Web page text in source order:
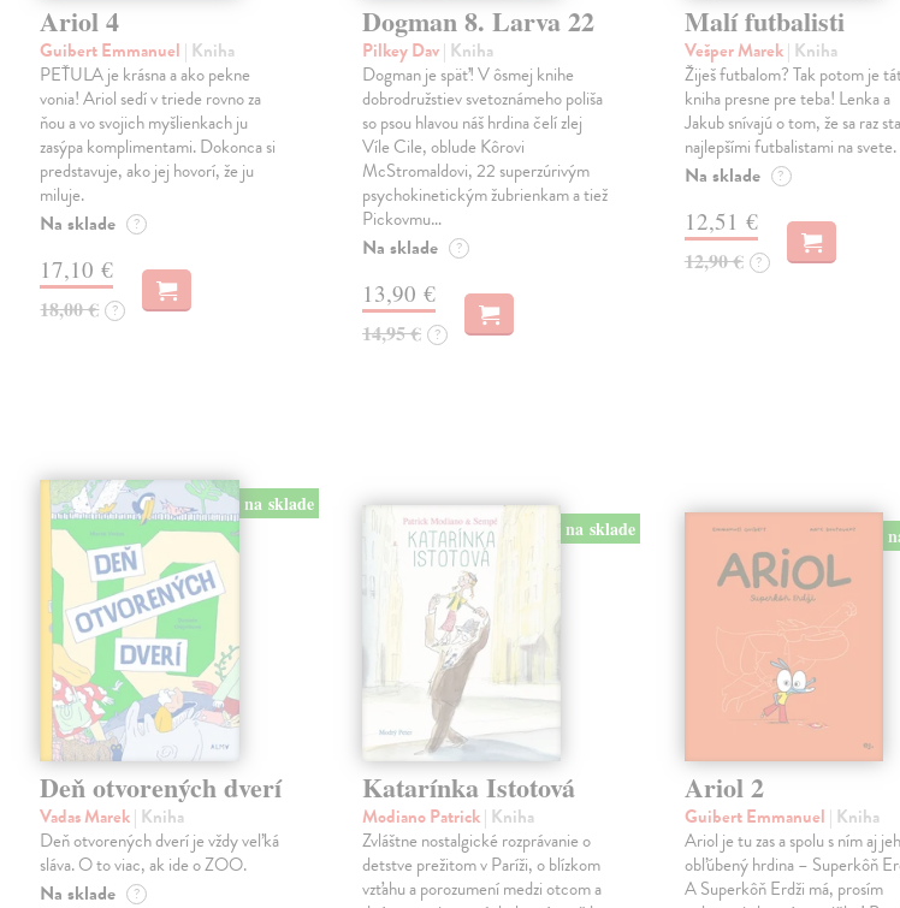
Ariol 4
Guibert Emmanuel | Kniha
PEŤULA je krásna a ako pekne
vonia! Ariol sedí v triede rovno za
ňou a vo svojich myšlienkach ju
zasýpa komplimentami. Dokonca si
predstavuje, ako jej hovorí, že ju
miluje.
Na sklade ?
17,10 €
18,00 € ?
Dogman 8. Larva 22
Pilkey Dav| Kniha
Dogman je späť! V ôsmej knihe
dobrodružstiev svetoznámeho poliša
so psou hlavou náš hrdina čelí zlej
Víle Cile, oblude Kôrovi
McStromaldovi, 22 superzúrivým
psychokinetickým žubrienkam a tiež
Pickovmu…
Na sklade ?
13,90 €
14,95 € ?
Malí futbalisti
Vešper Marek| Kniha
Žiješ futbalom? Tak potom je
kniha presne pre teba! Lenka a
Jakub snívajú o tom, že sa raz
najlepšími futbalistami na svete.
Na sklade ?
12,51 €
12,90 € ?
na sklade
Deň otvorených dverí
Vadas Marek| Kniha
Deň otvorených dverí je vždy veľká
sláva. O to viac, ak ide o ZOO.
Na sklade ?
na sklade
Katarínka Istotová
Modiano Patrick| Kniha
Zvláštne nostalgické rozprávanie o
detstve prežitom v Paríži, o blízkom
vzťahu a porozumení medzi otcom a
Ariol 2
Guibert Emmanuel | Kniha
Ariol je tu zas a spolu s ním aj
obľúbený hrdina – Superkôň
A Superkôň Erdži má, prosím